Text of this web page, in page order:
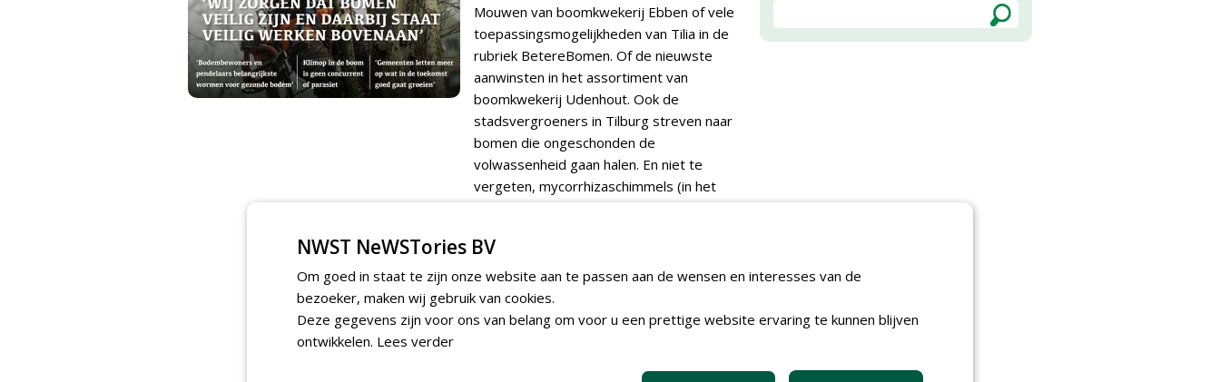
Mouwen van boomkwekerij Ebben of vele
toepassingsmogelijkheden van Tilia in de
rubriek BetereBomen. Of de nieuwste
aanwinsten in het assortiment van
boomkwekerij Udenhout. Ook de
stadsvergroeners in Tilburg streven naar
bomen die ongeschonden de
volwassenheid gaan halen. En niet te
vergeten, mycorrhizaschimmels (in het
verhaal van Jacqueline Baar) en pendelaars
GreenGuard) die bijdragen aan de juiste
omstandigheden, waardoor de noodzaak
tot snoeien en snipperen zoveel mogelijk
wordt beperkt. Toch ontkomen we daar
NWST NeWSTories BV
Om goed in staat te zijn onze website aan te passen aan de wensen en interesses van de
bezoeker, maken wij gebruik van cookies.
Deze gegevens zijn voor ons van belang om voor u een prettige website ervaring te kunnen blijven
ontwikkelen. Lees verder